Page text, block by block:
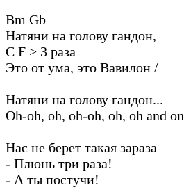
Bm Gb
Натяни на голову гандон,
C F > 3 раза
Это от ума, это Вавилон /
Натяни на голову гандон...
Oh-oh, oh, oh-oh, oh, oh and on
Нас не берет такая зараза
- Плюнь три раза!
- А ты постучи!